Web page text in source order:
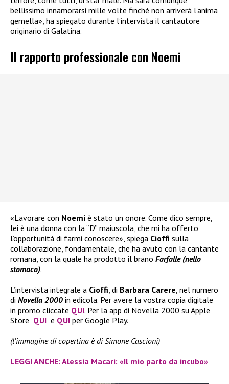
bellissimo innamorarsi mille volte finché non arriverà l’anima
gemella», ha spiegato durante l’intervista il cantautore
originario di Galatina.
Il rapporto professionale con Noemi
«Lavorare con Noemi è stato un onore. Come dico sempre,
lei è una donna con la “D” maiuscola, che mi ha offerto
l’opportunità di farmi conoscere», spiega Cioffi sulla
collaborazione, fondamentale, che ha avuto con la cantante
romana, con la quale ha prodotto il brano Farfalle (nello
stomaco).
L’intervista integrale a Cioffi , di Barbara Carere , nel numero
di Novella 2000 in edicola. Per avere la vostra copia digitale
in promo cliccate QUI. Per la app di Novella 2000 su Apple
Store QUI e QUI per Google Play.
(l’immagine di copertina è di Simone Cascioni)
LEGGI ANCHE: Alessia Macari: «Il mio parto da incubo»